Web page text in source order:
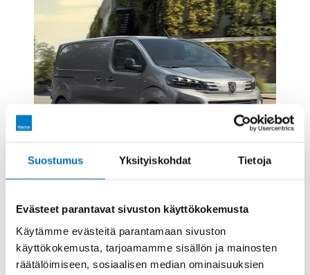
Suostumus Yksityiskohdat Tietoja
Evästeet parantavat sivuston käyttökokemusta
Käytämme evästeitä parantamaan sivuston
käyttökokemusta, tarjoamamme sisällön ja mainosten
räätälöimiseen, sosiaalisen median ominaisuuksien
PEUGEOT
ERÄ PEUGEOT EXPERTEJÄ KORKO 0 % +
kulut